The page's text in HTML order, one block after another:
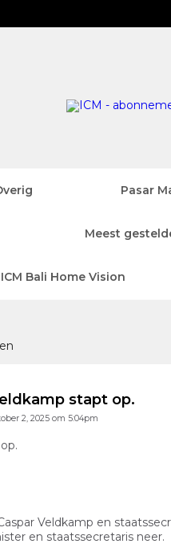
Pasar
Meest
ICM Bali Home Vision
stapt op.
2, 2025 om 5:04pm
Veldkamp en
en staatssecretaris neer.